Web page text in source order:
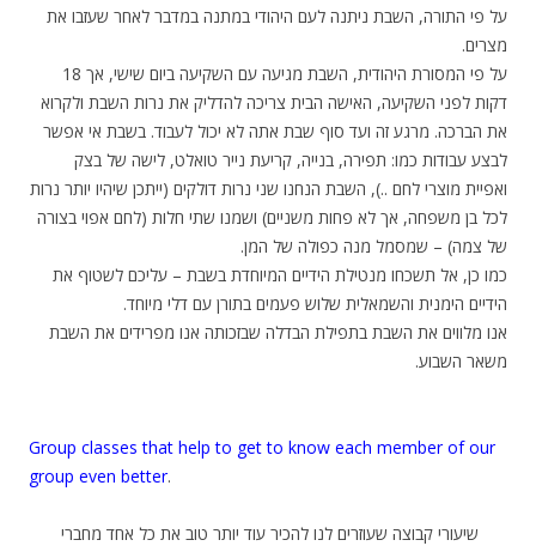
על פי התורה, השבת ניתנה לעם היהודי במתנה במדבר לאחר שעזבו את
מצרים.
על פי המסורת היהודית, השבת מגיעה עם השקיעה ביום שישי, אך 18
דקות לפני השקיעה, האישה הבית צריכה להדליק את נרות השבת ולקרוא
את הברכה. מרגע זה ועד סוף שבת אתה לא יכול לעבוד. בשבת אי אפשר
לבצע עבודות כמו: תפירה, בנייה, קריעת נייר טואלט, לישה של בצק
ואפיית מוצרי לחם ..), השבת הנחנו שני נרות דולקים (ייתכן שיהיו יותר נרות
לכל בן משפחה, אך לא פחות משניים) ושמנו שתי חלות (לחם אפוי בצורה
של צמה) – שמסמל מנה כפולה של המן.
כמו כן, אל תשכחו מנטילת הידיים המיוחדת בשבת – עליכם לשטוף את
הידיים הימנית והשמאלית שלוש פעמים בתורן עם דלי מיוחד.
אנו מלווים את השבת בתפילת הבדלה שבזכותה אנו מפרידים את השבת
משאר השבוע.
Group classes that help to get to know each member of our
group even better.
שיעורי קבוצה שעוזרים לנו להכיר עוד יותר טוב את כל אחד מחברי